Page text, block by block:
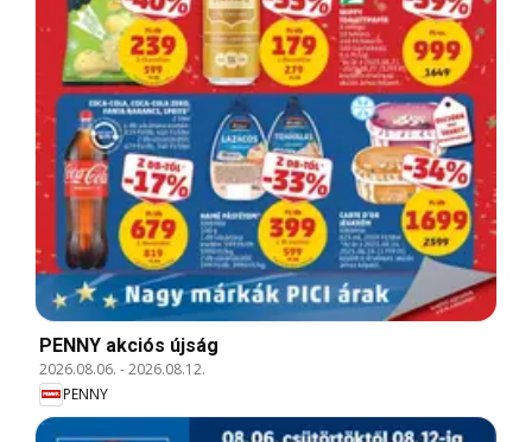
PENNY akciós újság
2026.08.06. -2026.08.12.
PENNY